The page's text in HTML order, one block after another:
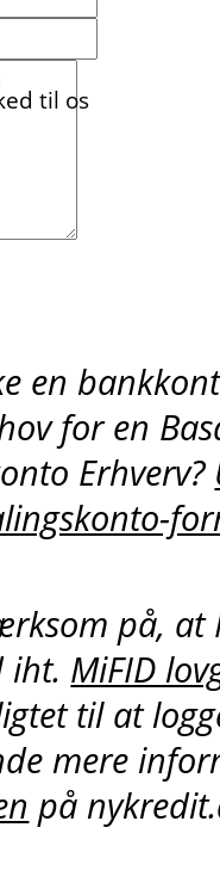
til os
en
for en
Erhverv?
på, at
iht. MiFID
til at
mere
på